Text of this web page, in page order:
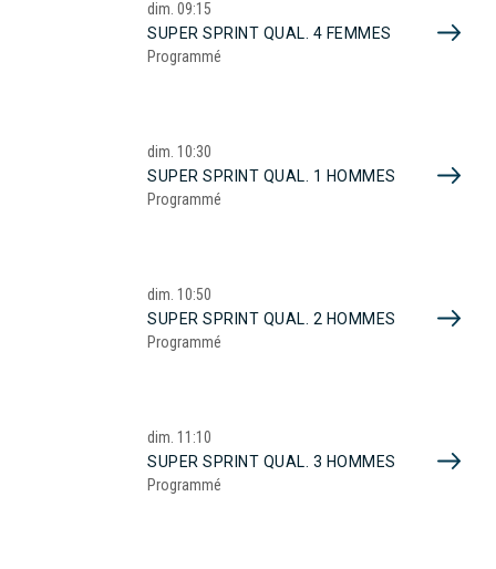
dim. 09:15
SUPER SPRINT QUAL. 4 FEMMES
Programmé
dim. 10:30
SUPER SPRINT QUAL. 1 HOMMES
Programmé
dim. 10:50
SUPER SPRINT QUAL. 2 HOMMES
Programmé
dim. 11:10
SUPER SPRINT QUAL. 3 HOMMES
Programmé